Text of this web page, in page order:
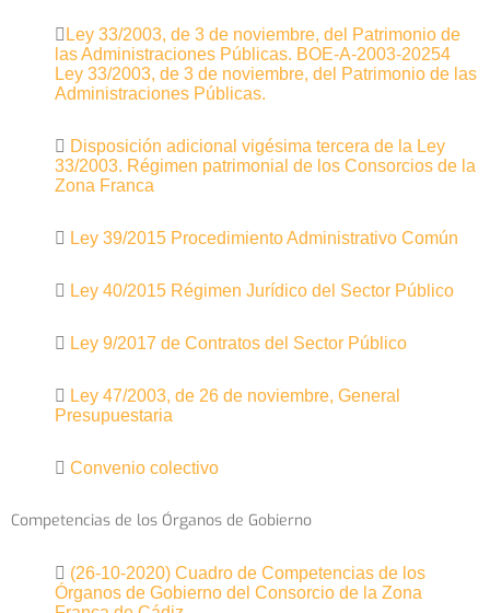
Ley 33/2003, de 3 de noviembre, del Patrimonio de
las Administraciones Públicas. BOE-A-2003-20254
Ley 33/2003, de 3 de noviembre, del Patrimonio de las
Administraciones Públicas.
Disposición adicional vigésima tercera de la Ley
33/2003. Régimen patrimonial de los Consorcios de la
Zona Franca
Ley 39/2015 Procedimiento Administrativo Común
Ley 40/2015 Régimen Jurídico del Sector Público
Ley 9/2017 de Contratos del Sector Público
Ley 47/2003, de 26 de noviembre, General
Presupuestaria
Convenio colectivo
Competencias de los Órganos de Gobierno
(26-10-2020) Cuadro de Competencias de los
Órganos de Gobierno del Consorcio de la Zona